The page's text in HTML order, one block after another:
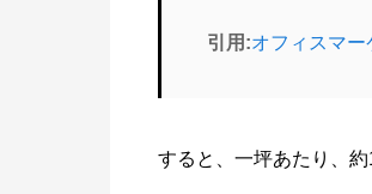
引用:オフィスマー
すると、一坪あたり、